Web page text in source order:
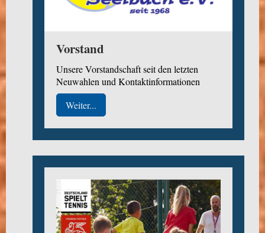
Vorstand
Unsere Vorstandschaft seit den letzten
Neuwahlen und Kontaktinformationen
Weiter...